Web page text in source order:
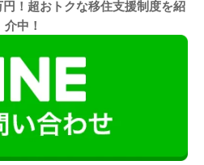
！超おトクな移住支援制度を紹
介中！